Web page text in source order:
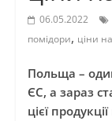
06.05.2022
помідори, ціни
Польща –
ЄС, а зараз
цієї